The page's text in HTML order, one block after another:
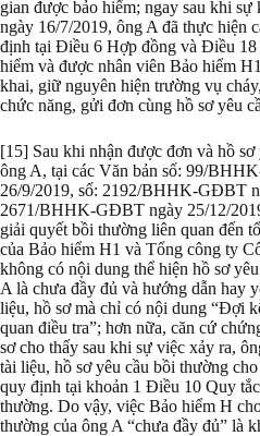
gian được bảo hiểm; ngay sau khi sự
ngày 16/7/2019, ông A đã thực hiện
định tại Điều 6 Hợp đồng và Điều
hiểm và được nhân viên Bảo hiểm
khai, giữ nguyên hiện trường vụ
chức năng, gửi đơn cùng hồ sơ yêu
[15] Sau khi nhận được đơn và hồ
ông A, tại các Văn bản số: 99/
26/9/2019, số: 2192/BHHK-GĐBT
2671/BHHK-GĐBT ngày 25/12/
giải quyết bồi thường liên quan đến
của Bảo hiểm H1 và Tổng công ty
không có nội dung thể hiện hồ sơ
A là chưa đầy đủ và hướng dẫn hay
liệu, hồ sơ mà chỉ có nội dung “Đợi
quan điều tra”; hơn nữa, căn cứ
sơ cho thấy sau khi sự việc xảy ra,
tài liệu, hồ sơ yêu cầu bồi thường
quy định tại khoản 1 Điều 10 Quy
thường. Do vậy, việc Bảo hiểm H
thường của ông A “chưa đầy đủ” là